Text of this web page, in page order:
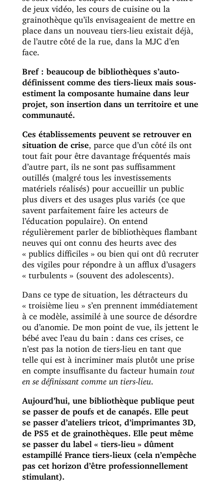
de jeux vidéo, les cours de cuisine ou la
grainothèque qu’ils envisageaient de mettre en
place dans un nouveau tiers-lieu existait déjà,
de l’autre côté de la rue, dans la MJC d’en
face.
Bref : beaucoup de bibliothèques s’auto-
définissent comme des tiers-lieux mais sous-
estiment la composante humaine dans leur
projet, son insertion dans un territoire et une
communauté.
Ces établissements peuvent se retrouver en
situation de crise , parce que d’un côté ils ont
tout fait pour être davantage fréquentés mais
d’autre part, ils ne sont pas suffisamment
outillés (malgré tous les investissements
matériels réalisés) pour accueillir un public
plus divers et des usages plus variés (ce que
savent parfaitement faire les acteurs de
l’éducation populaire). On entend
régulièrement parler de bibliothèques flambant
neuves qui ont connu des heurts avec des
« publics difficiles » ou bien qui ont dû recruter
des vigiles pour répondre à un afflux d’usagers
« turbulents » (souvent des adolescents).
Dans ce type de situation, les détracteurs du
« troisième lieu » s’en prennent immédiatement
à ce modèle, assimilé à une source de désordre
ou d’anomie. De mon point de vue, ils jettent le
bébé avec l’eau du bain : dans ces crises, ce
n’est pas la notion de tiers-lieu en tant que
telle qui est à incriminer mais plutôt une prise
en compte insuffisante du facteur humain tout
en se définissant comme un tiers-lieu.
Aujourd’hui, une bibliothèque publique peut
se passer de poufs et de canapés. Elle peut
se passer d’ateliers tricot, d’imprimantes 3D,
de PS5 et de grainothèques. Elle peut même
se passer du label « tiers-lieu » dûment
estampillé France tiers-lieux (cela n’empêche
pas cet horizon d’être professionnellement
stimulant).